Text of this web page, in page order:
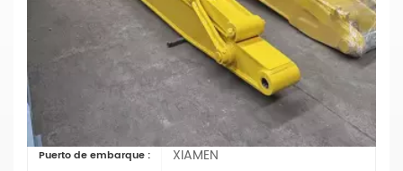
Materiales:Q355B
Parámetros principales
PC200
Puerto de embarque : XIAMEN